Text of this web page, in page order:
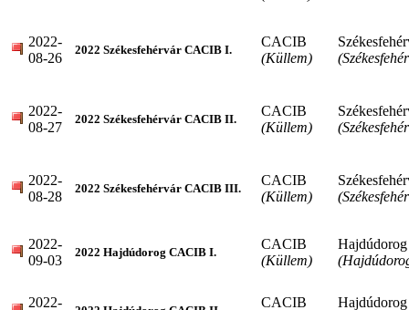
2022-
08-26
2022 Székesfehérvár CACIB I.
CACIB
(Küllem)
2022-
08-27
2022 Székesfehérvár CACIB II.
CACIB
(Küllem)
2022-
08-28
2022 Székesfehérvár CACIB III.
CACIB
(Küllem)
2022-
09-03
2022 Hajdúdorog CACIB I.
CACIB
(Küllem)
Hajdúdorog
2022-
CACIB
Hajdúdorog